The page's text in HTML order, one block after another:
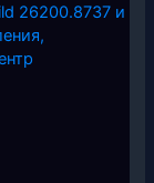
26200.8737 и